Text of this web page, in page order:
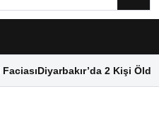
Diyarbakır’da 2 Kişi Öldü